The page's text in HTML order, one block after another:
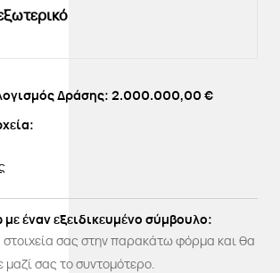
Δράσης: 2.000.000,00 €
έναν εξειδικευμένο σύμβουλο:
σας στην παρακάτω φόρμα και θα
μαζί σας το συντομότερο.